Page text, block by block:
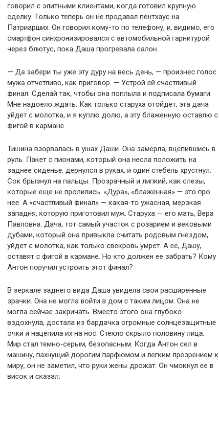
говорил с элитными клиентами, когда готовил крупную
сделку. Только теперь он не продавал пентхаус на
Патриарших. Он говорил кому-то по телефону, и, видимо, его
смартфон синхронизировался с автомобильной гарнитурой
через блютус, пока Даша прогревала салон.
— Да забери ты уже эту дуру на весь день, — произнес голос
мужа отчетливо, как приговор. — Устрой ей счастливый
финал. Сделай так, чтобы она поплыла и подписала бумаги.
Мне надоело ждать. Как только старуха отойдет, эта дача
уйдет с молотка, и я куплю долю, а эту блаженную оставлю с
фигой в кармане…
Тишина взорвалась в ушах Даши. Она замерла, вцепившись в
руль. Пакет с пионами, который она несла положить на
заднее сиденье, дернулся в руках, и один стебель хрустнул.
Сок брызнул на пальцы. Прозрачный и липкий, как слезы,
которые еще не пролились. «Дура», «блаженная» — это про
нее. А «счастливый финал» — какая-то ужасная, мерзкая
западня, которую приготовил муж. Старуха — его мать, Вера
Павловна. Дача, тот самый участок с розарием и вековыми
дубами, который она привыкла считать родовым гнездом,
уйдет с молотка, как только свекровь умрет. А ее, Дашу,
оставят с фигой в кармане. Но кто должен ее забрать? Кому
Антон поручил устроить этот финал?
В зеркале заднего вида Даша увидела свои расширенные
зрачки. Она не могла войти в дом с таким лицом. Она не
могла сейчас закричать. Вместо этого она глубоко
вздохнула, достала из бардачка огромные солнцезащитные
очки и нацепила их на нос. Стекло скрыло половину лица.
Мир стал темно-серым, безопасным. Когда Антон сел в
машину, пахнущий дорогим парфюмом и легким презрением к
миру, он не заметил, что руки жены дрожат. Он чмокнул ее в
висок и сказал: